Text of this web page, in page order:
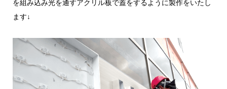
を組み込み光を通すアクリル板で蓋をするように製作をいたし
ます↓